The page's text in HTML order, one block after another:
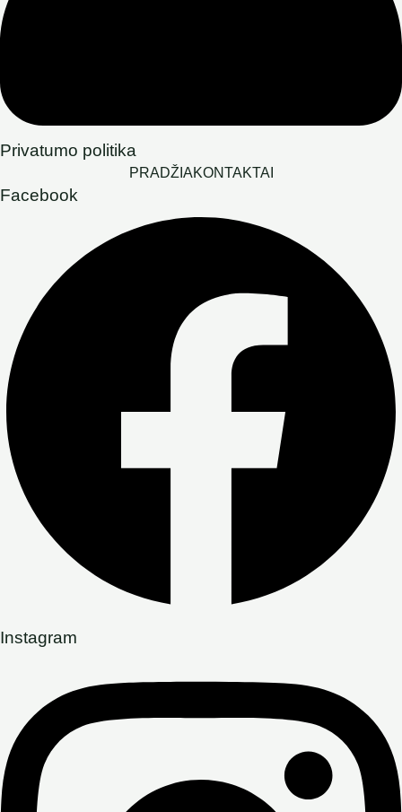
Privatumo politika
PRADŽIAKONTAKTAI
Facebook
Instagram